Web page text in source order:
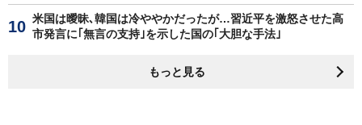
米国は曖昧､韓国は冷ややかだったが…習近平を激怒させた高
市発言に｢無言の支持｣を示した国の｢大胆な手法｣
もっと見る